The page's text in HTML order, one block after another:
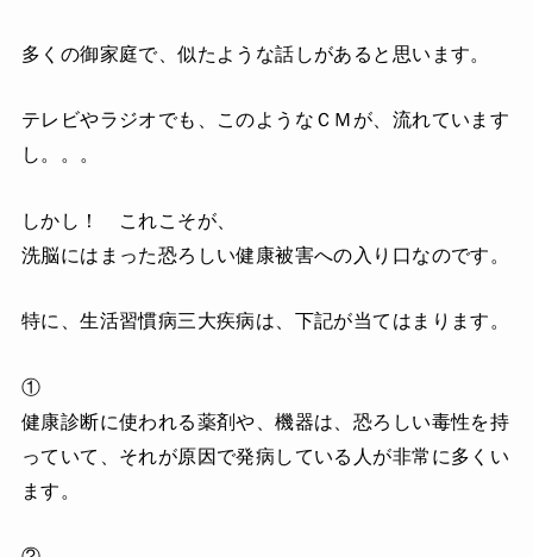
多くの御家庭で、似たような話しがあると思います。
テレビやラジオでも、このようなＣＭが、流れています
し。。。
しかし！ これこそが、
洗脳にはまった恐ろしい健康被害への入り口なのです。
特に、生活習慣病三大疾病は、下記が当てはまります。
①
健康診断に使われる薬剤や、機器は、恐ろしい毒性を持
っていて、それが原因で発病している人が非常に多くい
ます。